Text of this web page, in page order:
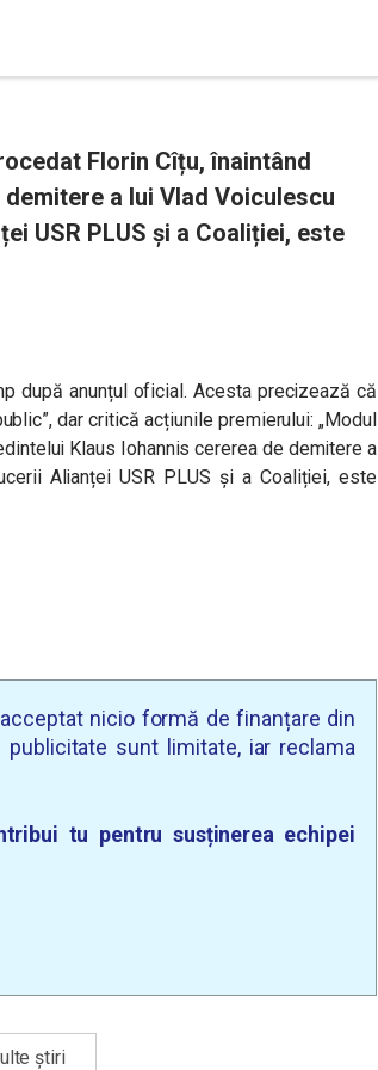
Florin Cîțu, înaintând
a lui Vlad Voiculescu
USR PLUS și a Coaliției, este
după anunțul oficial. Acesta precizează că
dar critică acțiunile premierului: „Modul
Klaus Iohannis cererea de demitere a
Alianței USR PLUS și a Coaliției, este
nicio formă de finanțare din
sunt limitate, iar reclama
tu pentru susținerea echipei
știri